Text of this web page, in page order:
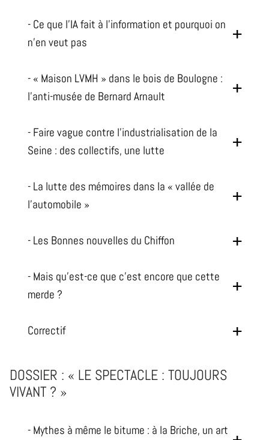
- Ce que l'IA fait à l'information et pourquoi on
n'en veut pas
- « Maison LVMH » dans le bois de Boulogne :
l'anti-musée de Bernard Arnault
- Faire vague contre l'industrialisation de la
Seine : des collectifs, une lutte
- La lutte des mémoires dans la « vallée de
l'automobile »
- Les Bonnes nouvelles du Chiffon
- Mais qu'est-ce que c'est encore que cette
merde ?
Correctif
DOSSIER : « LE SPECTACLE : TOUJOURS
VIVANT ? »
- Mythes à même le bitume : à la Briche, un art